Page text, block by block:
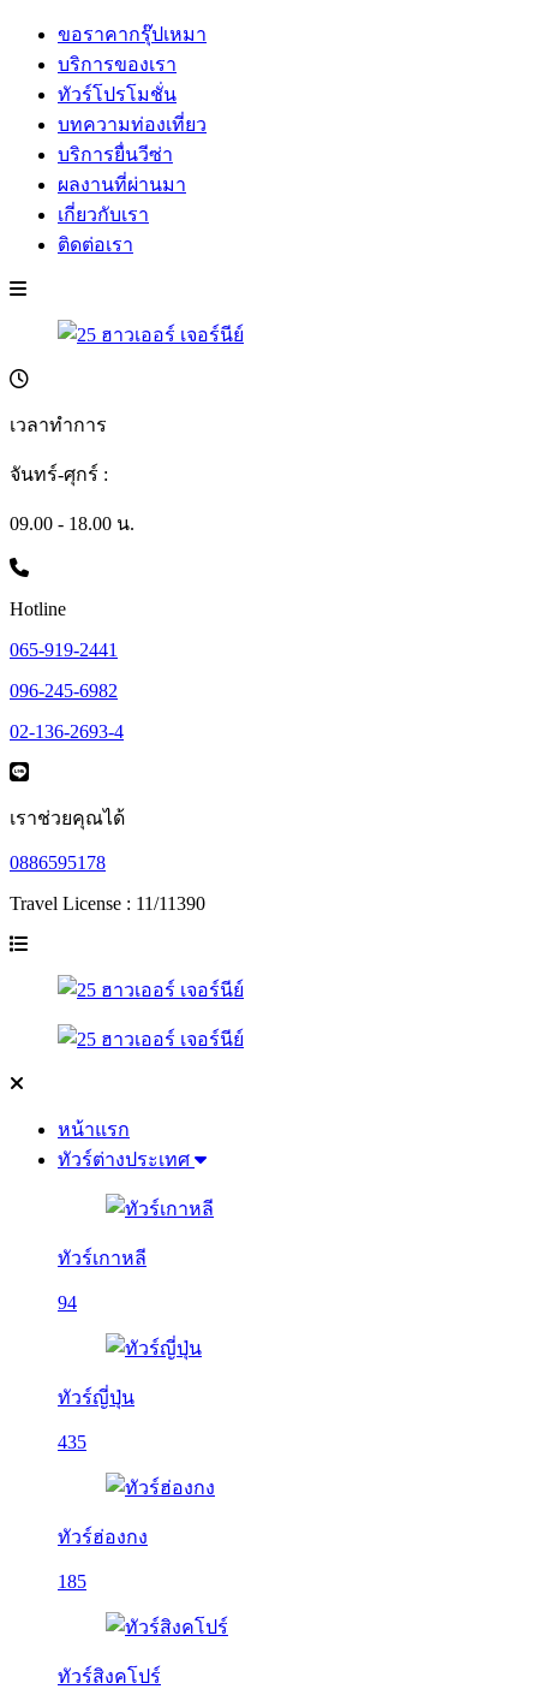
ขอราคากรุ๊ปเหมา
บริการของเรา
ทัวร์โปรโมชั่น
บทความท่องเที่ยว
บริการยื่นวีซ่า
ผลงานที่ผ่านมา
เกี่ยวกับเรา
ติดต่อเรา
เวลาทำการ
จันทร์-ศุกร์ :
09.00 - 18.00 น.
Hotline
065-919-2441
096-245-6982
02-136-2693-4
เราช่วยคุณได้
0886595178
Travel License : 11/11390
หน้าแรก
ทัวร์ต่างประเทศ
ทัวร์เกาหลี
94
ทัวร์ญี่ปุ่น
435
ทัวร์ฮ่องกง
185
ทัวร์สิงคโปร์